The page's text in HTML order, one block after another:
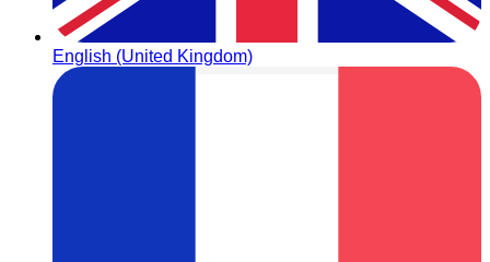
English (United Kingdom)